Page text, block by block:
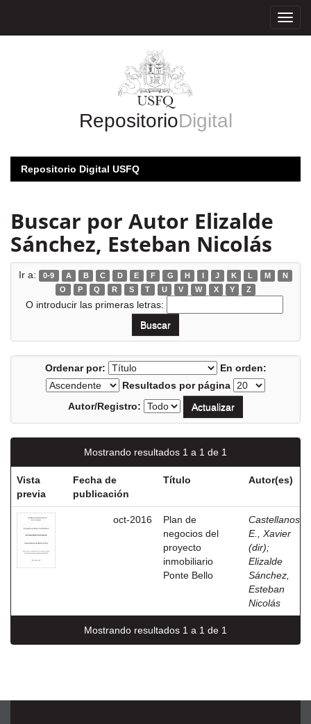
RepositorioDigital
Repositorio Digital USFQ
Buscar por Autor Elizalde
Sánchez, Esteban Nicolás
Ir a: 0-9 A B C D E F G H I J K L M
N
O
P Q R S T U V W X Y Z
O introducir las primeras letras:
Ordenar por:
En orden:
Resultados por página
Autor/Registro:
Mostrando resultados 1 a 1 de 1
Vista
previa
Fecha de
publicación
Título Autor(es)
oct-2016
Plan de
negocios del
proyecto
inmobiliario
Ponte Bello
Castellanos
E., Xavier
(dir);
Elizalde
Sánchez,
Esteban
Nicolás
Mostrando resultados 1 a 1 de 1